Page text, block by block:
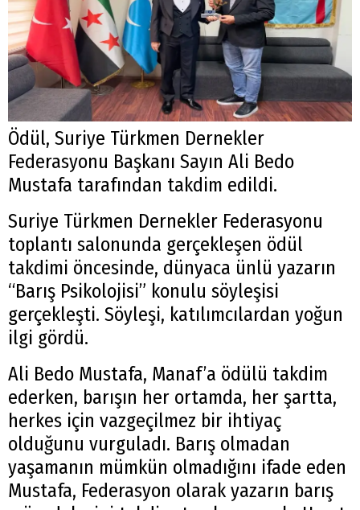
Ödül, Suriye Türkmen Dernekler
Federasyonu Başkanı Sayın Ali Bedo
Mustafa tarafından takdim edildi.
Suriye Türkmen Dernekler Federasyonu
toplantı salonunda gerçekleşen ödül
takdimi öncesinde, dünyaca ünlü yazarın
“Barış Psikolojisi” konulu söyleşisi
gerçekleşti. Söyleşi, katılımcılardan yoğun
ilgi gördü.
Ali Bedo Mustafa, Manaf’a ödülü takdim
ederken, barışın her ortamda, her şartta,
herkes için vazgeçilmez bir ihtiyaç
olduğunu vurguladı. Barış olmadan
yaşamanın mümkün olmadığını ifade eden
Mustafa, Federasyon olarak yazarın barış